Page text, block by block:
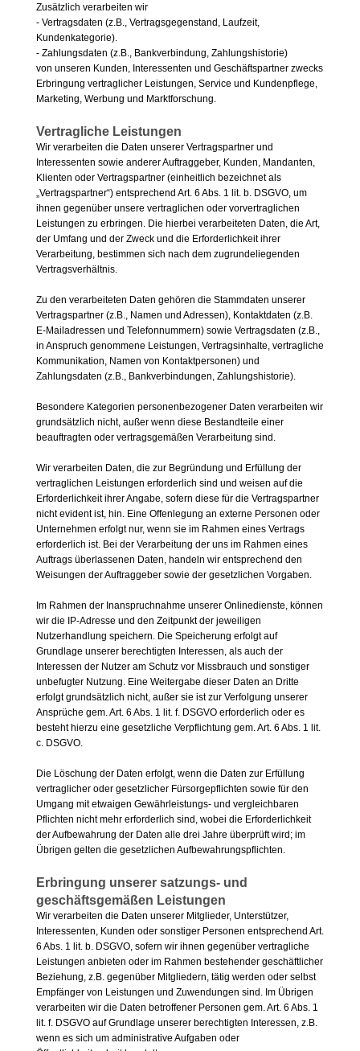
Zusätzlich verarbeiten wir
- Vertragsdaten (z.B., Vertragsgegenstand, Laufzeit,
Kundenkategorie).
- Zahlungsdaten (z.B., Bankverbindung, Zahlungshistorie)
von unseren Kunden, Interessenten und Geschäftspartner zwecks
Erbringung vertraglicher Leistungen, Service und Kundenpflege,
Marketing, Werbung und Marktforschung.
Vertragliche Leistungen
Wir verarbeiten die Daten unserer Vertragspartner und
Interessenten sowie anderer Auftraggeber, Kunden, Mandanten,
Klienten oder Vertragspartner (einheitlich bezeichnet als
„Vertragspartner“) entsprechend Art. 6 Abs. 1 lit. b. DSGVO, um
ihnen gegenüber unsere vertraglichen oder vorvertraglichen
Leistungen zu erbringen. Die hierbei verarbeiteten Daten, die Art,
der Umfang und der Zweck und die Erforderlichkeit ihrer
Verarbeitung, bestimmen sich nach dem zugrundeliegenden
Vertragsverhältnis.
Zu den verarbeiteten Daten gehören die Stammdaten unserer
Vertragspartner (z.B., Namen und Adressen), Kontaktdaten (z.B.
E-Mailadressen und Telefonnummern) sowie Vertragsdaten (z.B.,
in Anspruch genommene Leistungen, Vertragsinhalte, vertragliche
Kommunikation, Namen von Kontaktpersonen) und
Zahlungsdaten (z.B., Bankverbindungen, Zahlungshistorie).
Besondere Kategorien personenbezogener Daten verarbeiten wir
grundsätzlich nicht, außer wenn diese Bestandteile einer
beauftragten oder vertragsgemäßen Verarbeitung sind.
Wir verarbeiten Daten, die zur Begründung und Erfüllung der
vertraglichen Leistungen erforderlich sind und weisen auf die
Erforderlichkeit ihrer Angabe, sofern diese für die Vertragspartner
nicht evident ist, hin. Eine Offenlegung an externe Personen oder
Unternehmen erfolgt nur, wenn sie im Rahmen eines Vertrags
erforderlich ist. Bei der Verarbeitung der uns im Rahmen eines
Auftrags überlassenen Daten, handeln wir entsprechend den
Weisungen der Auftraggeber sowie der gesetzlichen Vorgaben.
Im Rahmen der Inanspruchnahme unserer Onlinedienste, können
wir die IP-Adresse und den Zeitpunkt der jeweiligen
Nutzerhandlung speichern. Die Speicherung erfolgt auf
Grundlage unserer berechtigten Interessen, als auch der
Interessen der Nutzer am Schutz vor Missbrauch und sonstiger
unbefugter Nutzung. Eine Weitergabe dieser Daten an Dritte
erfolgt grundsätzlich nicht, außer sie ist zur Verfolgung unserer
Ansprüche gem. Art. 6 Abs. 1 lit. f. DSGVO erforderlich oder es
besteht hierzu eine gesetzliche Verpflichtung gem. Art. 6 Abs. 1 lit.
c. DSGVO.
Die Löschung der Daten erfolgt, wenn die Daten zur Erfüllung
vertraglicher oder gesetzlicher Fürsorgepflichten sowie für den
Umgang mit etwaigen Gewährleistungs- und vergleichbaren
Pflichten nicht mehr erforderlich sind, wobei die Erforderlichkeit
der Aufbewahrung der Daten alle drei Jahre überprüft wird; im
Übrigen gelten die gesetzlichen Aufbewahrungspflichten.
Erbringung unserer satzungs- und
geschäftsgemäßen Leistungen
Wir verarbeiten die Daten unserer Mitglieder, Unterstützer,
Interessenten, Kunden oder sonstiger Personen entsprechend Art.
6 Abs. 1 lit. b. DSGVO, sofern wir ihnen gegenüber vertragliche
Leistungen anbieten oder im Rahmen bestehender geschäftlicher
Beziehung, z.B. gegenüber Mitgliedern, tätig werden oder selbst
Empfänger von Leistungen und Zuwendungen sind. Im Übrigen
verarbeiten wir die Daten betroffener Personen gem. Art. 6 Abs. 1
lit. f. DSGVO auf Grundlage unserer berechtigten Interessen, z.B.
wenn es sich um administrative Aufgaben oder